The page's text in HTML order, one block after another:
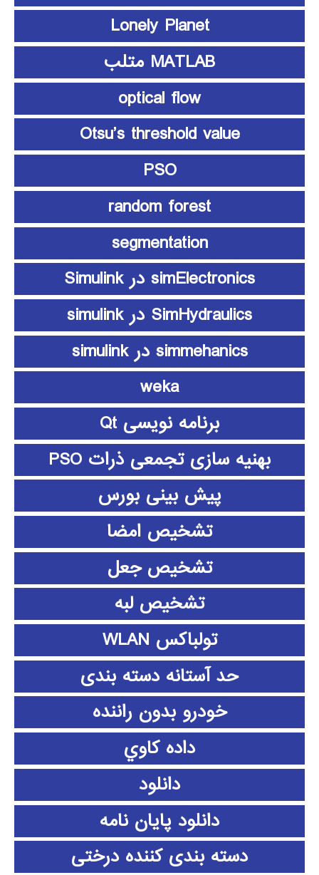
Lonely Planet
MATLAB متلب
optical flow
Otsu’s threshold value
PSO
random forest
segmentation
simElectronics در Simulink
SimHydraulics در simulink
simmehanics در simulink
weka
برنامه نویسی Qt
بهنیه سازی تجمعی ذرات PSO
پیش بینی بورس
تشخیص امضا
تشخیص جعل
تشخیص لبه
تولباکس WLAN
حد آستانه دسته بندی
خودرو بدون راننده
داده كاوي
دانلود
دانلود پايان نامه
دسته بندی کننده درختی